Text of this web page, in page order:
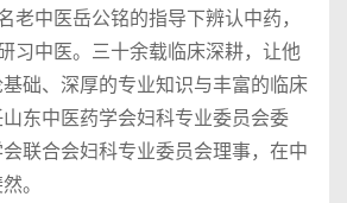
老中医岳公铭的指导下辨认中药，
习中医。三十余载临床深耕，让他
础、深厚的专业知识与丰富的临床
东中医药学会妇科专业委员会委
联合会妇科专业委员会理事，在中
。